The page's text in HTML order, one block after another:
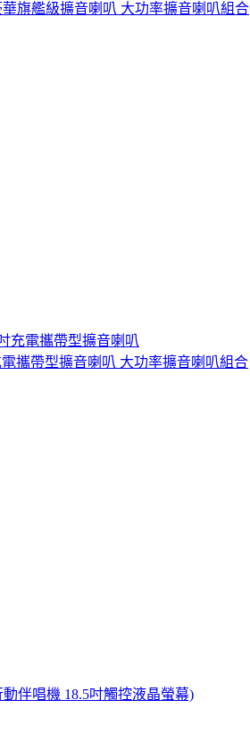
旗艦級擴音喇叭 大功率擴音喇叭組合
充電攜帶型擴音喇叭
攜帶型擴音喇叭 大功率擴音喇叭組合
伴唱機 18.5吋觸控液晶螢幕)